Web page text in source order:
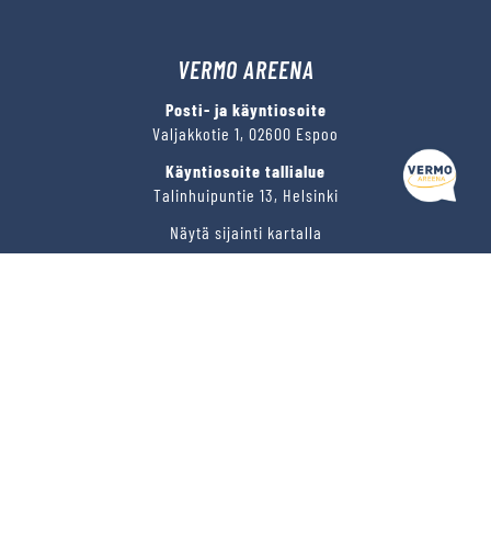
Kysy tapahtumista tai raveista
VERMO AREENA
Posti- ja käyntiosoite
Valjakkotie 1, 02600 Espoo
Käyntiosoite tallialue
Talinhuipuntie 13, Helsinki
Näytä sijainti kartalla